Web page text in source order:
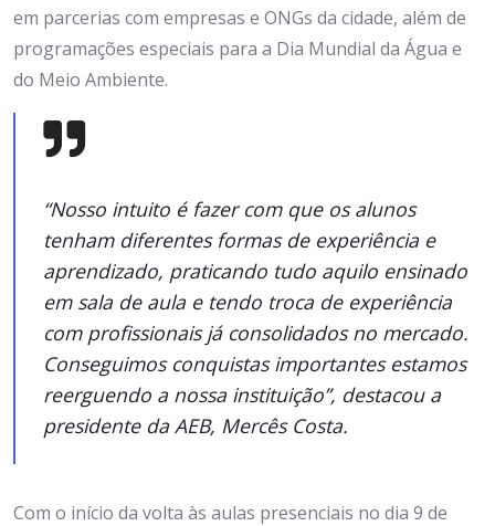
em parcerias com empresas e ONGs da cidade, além de
programações especiais para a Dia Mundial da Água e
do Meio Ambiente.
“Nosso intuito é fazer com que os alunos
tenham diferentes formas de experiência e
aprendizado, praticando tudo aquilo ensinado
em sala de aula e tendo troca de experiência
com profissionais já consolidados no mercado.
Conseguimos conquistas importantes estamos
reerguendo a nossa instituição”, destacou a
presidente da AEB, Mercês Costa.
Com o início da volta às aulas presenciais no dia 9 de